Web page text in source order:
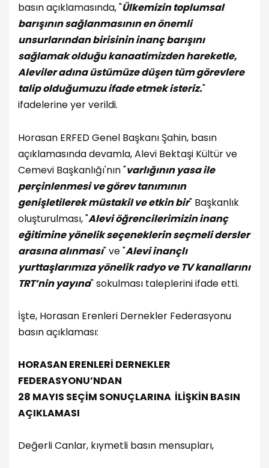
basın açıklamasında, "Ülkemizin toplumsal
barışının sağlanmasının en önemli
unsurlarından birisinin inanç barışını
sağlamak olduğu kanaatimizden hareketle,
Aleviler adına üstümüze düşen tüm görevlere
talip olduğumuzu ifade etmek isteriz."
ifadelerine yer verildi.
Horasan ERFED Genel Başkanı Şahin, basın
açıklamasında devamla, Alevi Bektaşi Kültür ve
Cemevi Başkanlığı'nın "varlığının yasa ile
perçinlenmesi ve görev tanımının
genişletilerek müstakil ve etkin bir" Başkanlık
oluşturulması, "Alevi öğrencilerimizin inanç
eğitimine yönelik seçeneklerin seçmeli dersler
arasına alınması" ve "Alevi inançlı
yurttaşlarımıza yönelik radyo ve TV kanallarını
TRT’nin yayına" sokulması taleplerini ifade etti.
İşte, Horasan Erenleri Dernekler Federasyonu
basın açıklaması:
HORASAN ERENLERİ DERNEKLER
FEDERASYONU’NDAN
28 MAYIS SEÇİM SONUÇLARINA İLİŞKİN BASIN
AÇIKLAMASI
Değerli Canlar, kıymetli basın mensupları,